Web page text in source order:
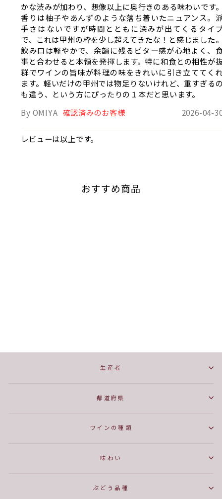
かな渋みが加わり、想像以上に奥行きのある味わいです
香りは柚子やあんずのような落ち着いたニュアンス。
手さはないですが時間とともに深みが出てくるタイ
で、これは甲州の枠を少し超えてきたな！と感じました
飲み口は軽やかで、余韻に残るビター感が心地よく、
事と合わせると本領を発揮します。特に和食との相性が
群でワインの旨味が料理の味をきれいに引き立ててく
ます。軽いだけの甲州では物足りないけれど、重すぎる
も違う、という方にぴったりの１本だと思います。
By OMIYA 確認済みのお客様 2026-04-
レビューは以上です。
おすすめ商品
生産者
都道府県
ワインの種類
味わい
ぶどう品種